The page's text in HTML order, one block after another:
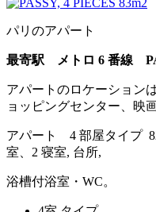
パリのアパート
最寄駅 メトロ 6 番線
アパートのロケーション
ョッピングセンター、映
アパート 4 部屋タイプ
室、2 寝室, 台所,
浴槽付浴室・WC。